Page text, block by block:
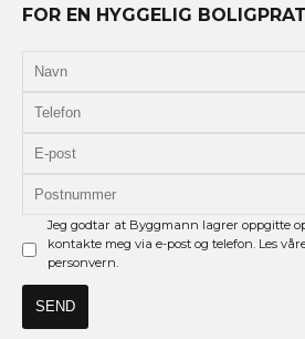
FOR EN HYGGELIG BOLIGPRAT
Jeg godtar at Byggmann lagrer oppgitte
kontakte meg via e-post og telefon. Les
personvern.